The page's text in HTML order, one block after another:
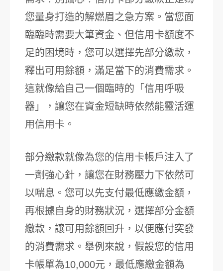
您量身打造的解燃眉之急方案。當您面
臨臨時需要大筆資金、但信用卡額度不
足的困境時，您可以選擇先部分繳款，
釋出可用餘額，滿足當下的消費需求。
這就像給自己一個臨時的「信用呼吸
器」，讓您在資金短缺時依然能靈活運
用信用卡。
部分繳款就像為您的信用卡帳戶注入了
一劑強心針，讓您在財務壓力下依然可
以喘息。您可以先支付最低應繳金額，
再根據自身的財務狀況，選擇部分金額
繳款，讓可用餘額回升，以便應付突發
的消費需求。舉例來說，假設您的信用
卡帳單為10,000元，最低應繳金額為